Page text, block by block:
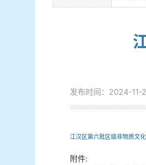
发布时间：2024-11-
江汉区第六批区级非物质文
附件: